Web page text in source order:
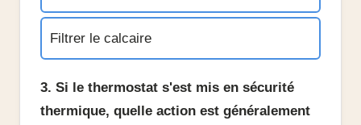
Filtrer le calcaire
3. Si le thermostat s'est mis en sécurité
thermique, quelle action est généralement